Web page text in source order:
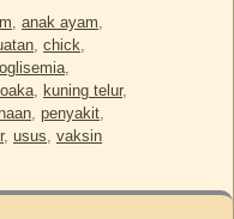
, anak ayam,
, chick,
,
, kuning telur,
, penyakit,
, usus, vaksin